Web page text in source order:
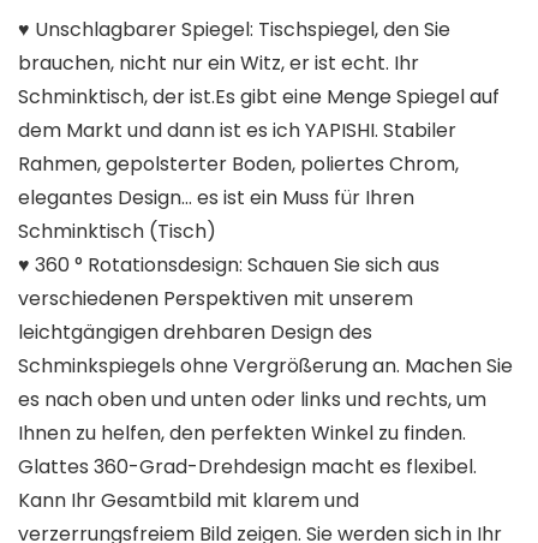
♥ Unschlagbarer Spiegel: Tischspiegel, den Sie
brauchen, nicht nur ein Witz, er ist echt. Ihr
Schminktisch, der ist.Es gibt eine Menge Spiegel auf
dem Markt und dann ist es ich YAPISHI. Stabiler
Rahmen, gepolsterter Boden, poliertes Chrom,
elegantes Design… es ist ein Muss für Ihren
Schminktisch (Tisch)
♥ 360 ° Rotationsdesign: Schauen Sie sich aus
verschiedenen Perspektiven mit unserem
leichtgängigen drehbaren Design des
Schminkspiegels ohne Vergrößerung an. Machen Sie
es nach oben und unten oder links und rechts, um
Ihnen zu helfen, den perfekten Winkel zu finden.
Glattes 360-Grad-Drehdesign macht es flexibel.
Kann Ihr Gesamtbild mit klarem und
verzerrungsfreiem Bild zeigen. Sie werden sich in Ihr